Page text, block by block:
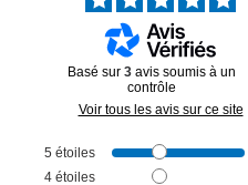
Basé sur 3 avis soumis à un
contrôle
Voir tous les avis sur ce site
5 étoiles
4 étoiles